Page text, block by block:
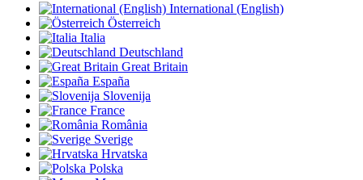
International (English)
Österreich
Italia
Deutschland
Great Britain
España
Slovenija
France
România
Sverige
Hrvatska
Polska